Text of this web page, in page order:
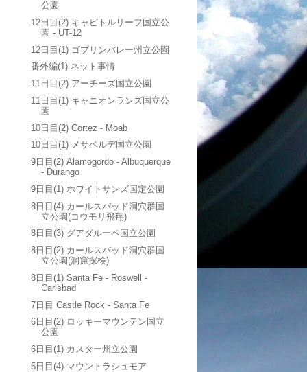
公園
12日目(2) キャピトルリーフ国立公
園 - UT-12
12日目(1) ゴブリンバレー州立公園
番外編(1) ネット事情
11日目(2) アーチーズ国立公園
11日目(1) キャニオンランズ国立公
園
10日目(2) Cortez - Moab
10日目(1) メサベルデ国立公園
9日目(2) Alamogordo - Albuquerque
- Durango
9日目(1) ホワイトサンズ国定公園
8日目(4) カールスバッド洞穴群国
立公園(コウモリ飛翔)
8日目(3) グアダルーペ国立公園
8日目(2) カールスバッド洞穴群国
立公園(洞窟探検)
8日目(1) Santa Fe - Roswell -
Carlsbad
7日目 Castle Rock - Santa Fe
6日目(2) ロッキーマウンテン国立
公園
6日目(1) カスター州立公園
5日目(4) マウントラシュモア